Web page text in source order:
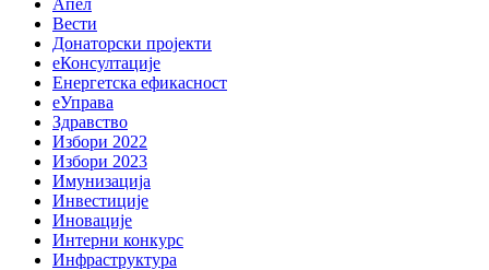
Вести
Донаторски пројекти
еКонсултације
Енергетска ефикасност
еУправа
Здравство
Избори 2022
Избори 2023
Имунизација
Инвестиције
Иновације
Интерни конкурс
Инфраструктура